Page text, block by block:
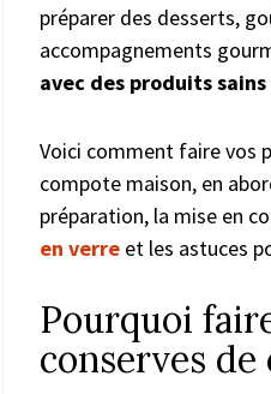
préparer des desserts,
accompagnements
avec des produits
Voici comment faire vos
compote maison, en
préparation, la mise en
en verre et les astuces
Pourquoi
conserves de